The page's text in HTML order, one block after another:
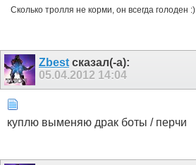
Сколько тролля не корми, он всегда голоден :)
Zbest сказал(-а):
05.04.2012 14:04
куплю выменяю драк боты / перчи